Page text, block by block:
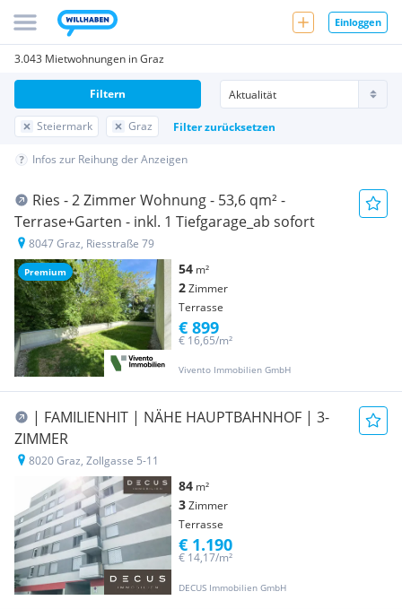
Einloggen
3.043 Mietwohnungen in Graz
Steiermark Graz Filter zurücksetzen
Filtern
Infos zur Reihung der Anzeigen
Premium
Ries - 2 Zimmer Wohnung - 53,6 qm² -
Terrase+Garten - inkl. 1 Tiefgarage_ab sofort
8047 Graz, Riesstraße 79
54 m²
2Zimmer
Terrasse
Vivento Immobilien GmbH
€ 16,65/m²
€ 899
| FAMILIENHIT | NÄHE HAUPTBAHNHOF | 3-
ZIMMER
8020 Graz, Zollgasse 5-11
84 m²
3Zimmer
Terrasse
DECUS Immobilien GmbH
€ 14,17/m²
€ 1.190